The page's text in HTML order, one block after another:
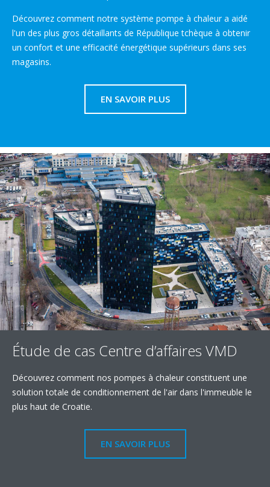
Découvrez comment notre système pompe à chaleur a aidé
l'un des plus gros détaillants de République tchèque à obtenir
un confort et une efficacité énergétique supérieurs dans ses
magasins.
EN SAVOIR PLUS
Étude de cas Centre d’affaires VMD
Découvrez comment nos pompes à chaleur constituent une
solution totale de conditionnement de l'air dans l'immeuble le
plus haut de Croatie.
EN SAVOIR PLUS